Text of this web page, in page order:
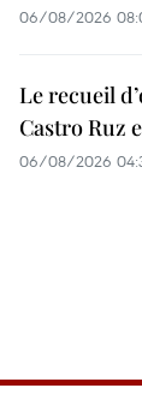
06/08/2026
Le recueil
Castro Ruz
06/08/2026